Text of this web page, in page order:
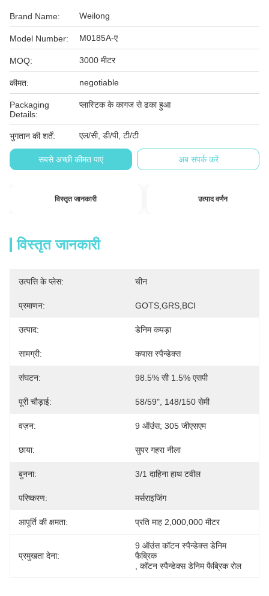
Brand Name: Weilong
Model Number: M0185A-ए
MOQ: 3000 मीटर
कीमत: negotiable
Packaging
Details:
प्लास्टिक के कागज से ढका हुआ
भुगतान की शर्तें: एल/सी, डी/पी, टी/टी
सबसे अच्छी कीमत पाएं अब संपर्क करें
विस्तृत जानकारी उत्पाद वर्णन
विस्तृत जानकारी
उत्पत्ति के प्लेस: चीन
प्रमाणन: GOTS,GRS,BCI
उत्पाद: डेनिम कपड़ा
सामग्री: कपास स्पैन्डेक्स
संघटन: 98.5% सी 1.5% एसपी
पूरी चौड़ाई: 58/59", 148/150 सेमी
वज़न: 9 ऑउंस; 305 जीएसएम
छाया: सुपर गहरा नीला
बुनना: 3/1 दाहिना हाथ टवील
परिष्करण: मर्सराइजिंग
आपूर्ति की क्षमता: प्रति माह 2,000,000 मीटर
प्रमुखता देना:
9 ऑउंस कॉटन स्पैन्डेक्स डेनिम
फैब्रिक
कॉटन स्पैन्डेक्स डेनिम फैब्रिक रोल